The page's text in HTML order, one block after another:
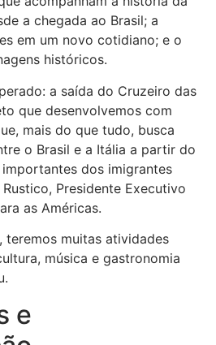
a chegada ao Brasil; a
em um novo cotidiano; e o
históricos.
a saída do Cruzeiro das
que desenvolvemos com
mais do que tudo, busca
o Brasil e a Itália a partir do
dos imigrantes
Presidente Executivo
as Américas.
teremos muitas atividades
música e gastronomia
e